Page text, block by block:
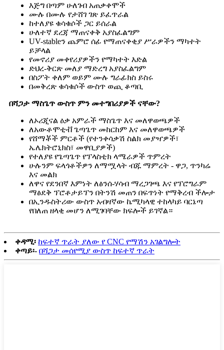
እጅግ በጣም ሁለገብ አጠቃቀሞች
ሙሉ በሙሉ የታሸገ ገጽ ይፈጥራል
ከተለያዩ ቁሳቁሶች ጋር ይሰራል
ሁለተኛ ደረጃ ማጠናቀቅ አያስፈልግም
UV-stableን ጨምሮ ሰፊ የማጠናቀቂያ ሥራዎችን ማካተት
ይቻላል
የመኖሪያ መቀየሪያዎችን የማካተት እድል
ድህረ-ቅርጽ መለያ ማድረግ አያስፈልግም
በስፖት ቀለም ወይም ሙሉ ግራፊክስ ይስሩ
በመቅረጽ ቁሳቁሶች ውስጥ ወጪ ቆጣቢ
በሻጋታ ማስጌጥ ውስጥ ምን መተግበሪያዎች ናቸው?
ለኦሪጂናል ዕቃ አምራች ማስጌጥ እና መለዋወጫዎች
ለአውቶሞቲቭ ጌጣጌጥ መከርከም እና መለዋወጫዎች
የሸማቾች ምርቶች (የተንቀሳቃሽ ስልክ መያዣዎች፣
ኤሌክትሮኒክስ፣ መዋቢያዎች)
የተለያዩ የጌጣጌጥ የፕላስቲክ ላሜራዎች ጥምረት
ሁሉንም ፍላጎቶችዎን ለማሟላት ብጁ ማምረት - ዋጋ, ጥንካሬ
እና መልክ
ለዋና የደንበኛ እምነት ለፅንሰ-ሃሳብ ማረጋገጫ እና የፕሮግራም
ማፅደቅ ፕሮቶታይፕን በትንሽ መጠን በፍጥነት የማቅረብ ችሎታ
በኢንዱስትሪው ውስጥ አብዛኛው ኬሚካላዊ ተከላካይ ባርኔጣ
የበለጠ ዘላቂ መሆን ለሚገባቸው ክፍሎች ይገኛል።
ቀዳሚ፡ ከፍተኛ ጥራት ያለው የ CNC የማሽን አገልግሎት
ቀጣይ፡- በሻጋታ መሰየሚያ ውስጥ ከፍተኛ ጥራት